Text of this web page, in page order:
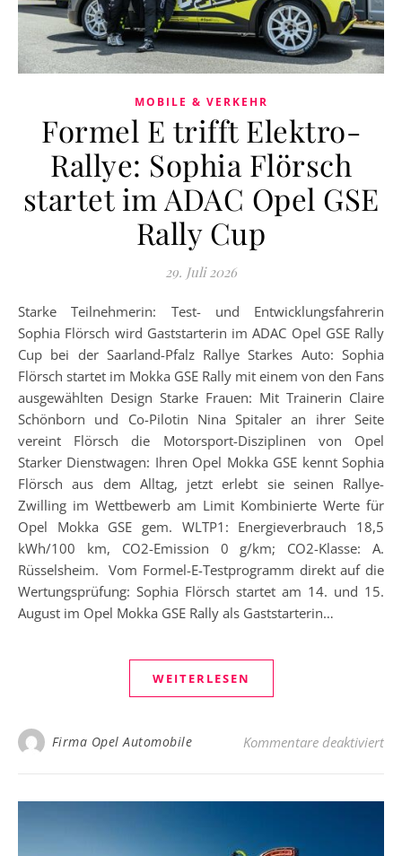
MOBILE & VERKEHR
Formel E trifft Elektro-
Rallye: Sophia Flörsch
startet im ADAC Opel GSE
Rally Cup
29. Juli 2026
Starke Teilnehmerin: Test- und Entwicklungsfahrerin
Sophia Flörsch wird Gaststarterin im ADAC Opel GSE Rally
Cup bei der Saarland-Pfalz Rallye Starkes Auto: Sophia
Flörsch startet im Mokka GSE Rally mit einem von den Fans
ausgewählten Design Starke Frauen: Mit Trainerin Claire
Schönborn und Co-Pilotin Nina Spitaler an ihrer Seite
vereint Flörsch die Motorsport-Disziplinen von Opel
Starker Dienstwagen: Ihren Opel Mokka GSE kennt Sophia
Flörsch aus dem Alltag, jetzt erlebt sie seinen Rallye-
Zwilling im Wettbewerb am Limit Kombinierte Werte für
Opel Mokka GSE gem. WLTP1: Energieverbrauch 18,5
kWh/100 km, CO2-Emission 0 g/km; CO2-Klasse: A.
Rüsselsheim. Vom Formel-E-Testprogramm direkt auf die
Wertungsprüfung: Sophia Flörsch startet am 14. und 15.
August im Opel Mokka GSE Rally als Gaststarterin…
WEITERLESEN
Firma Opel Automobile Kommentare deaktiviertfür